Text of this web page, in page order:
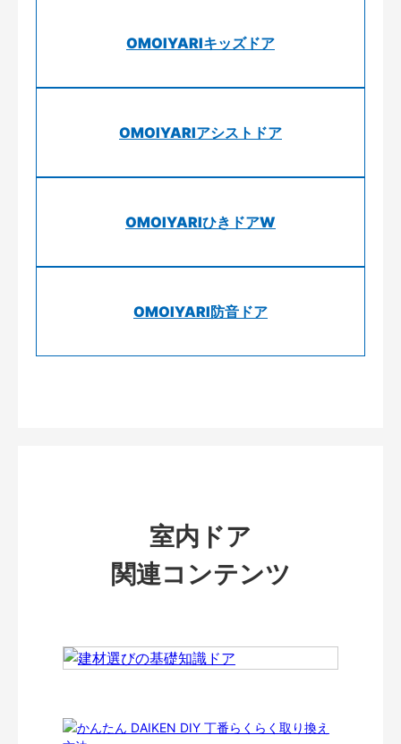
OMOIYARIキッズドア
OMOIYARIアシストドア
OMOIYARIひきドアW
OMOIYARI防音ドア
室内ドア
関連コンテンツ